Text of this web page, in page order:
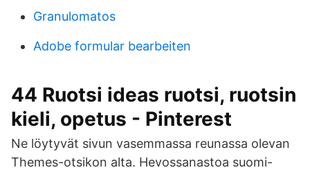
Granulomatos
Adobe formular bearbeiten
44 Ruotsi ideas ruotsi, ruotsin
kieli, opetus - Pinterest
Ne löytyvät sivun vasemmassa reunassa olevan
Themes-otsikon alta. Hevossanastoa suomi-